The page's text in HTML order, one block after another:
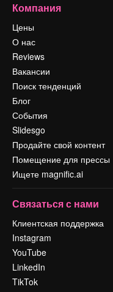
Компания
Цены
О нас
Reviews
Вакансии
Поиск тенденций
Блог
События
Slidesgo
Продайте свой контент
Помещение для прессы
Ищете magnific.ai
Связаться с нами
Клиентская поддержка
Instagram
YouTube
LinkedIn
TikTok